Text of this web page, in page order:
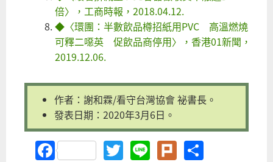
倍〉，工商時報，2018.04.12.
◆ 〈環團：半數飲品樽招紙用PVC 高溫燃燒
可釋二噁英 促飲品商停用〉，香港01新聞，
2019.12.06.
作者：謝和霖/看守台灣協會 祕書長。
發表日期：2020年3月6日。
FacebookTwitter
LinePlurk